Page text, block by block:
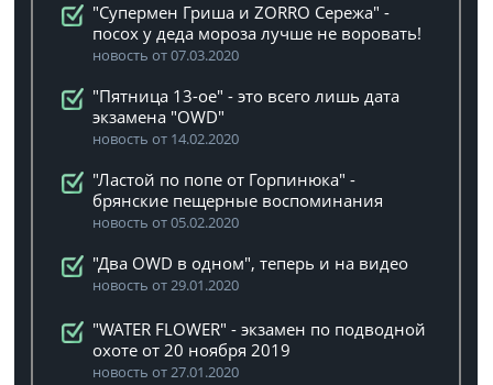
"Супермен Гриша и ZORRO Сережа" -
посох у деда мороза лучше не воровать!
новость от 07.03.2020
"Пятница 13-ое" - это всего лишь дата
экзамена "OWD"
новость от 14.02.2020
"Ластой по попе от Горпинюка" -
брянские пещерные воспоминания
новость от 05.02.2020
"Два OWD в одном", теперь и на видео
новость от 29.01.2020
"WATER FLOWER" - экзамен по подводной
охоте от 20 ноября 2019
новость от 27.01.2020